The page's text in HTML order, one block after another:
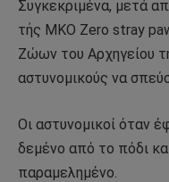
Συγκεκριμένα, μετά
τής ΜΚΟ Zero stray
Ζώων του Αρχηγείου
αστυνομικούς να
Οι αστυνομικοί όταν
δεμένο από το πόδι
παραμελημένο.